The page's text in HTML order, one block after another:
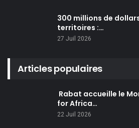
300 millions de
territoires :…
27 Juil 2026
Articles populaires
Rabat accueille le
for Africa…
22 Juil 2026